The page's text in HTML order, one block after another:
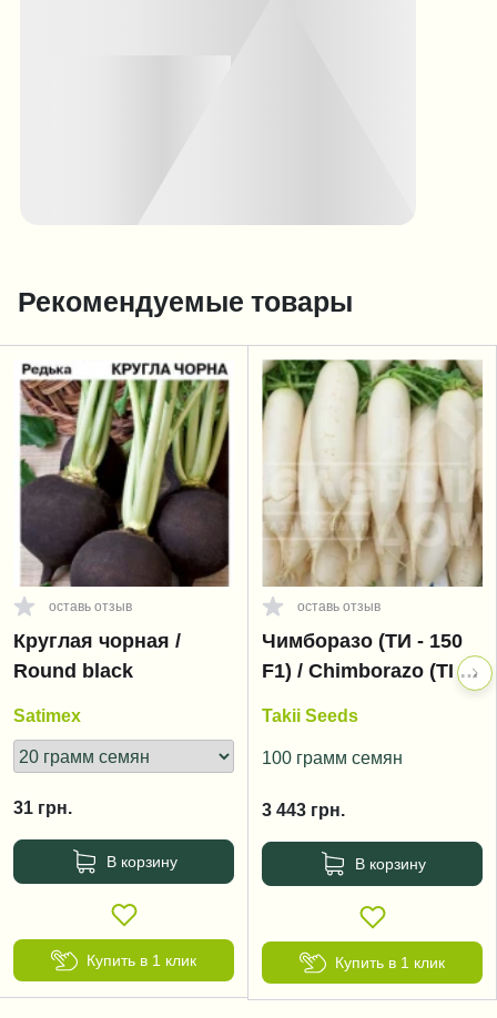
Рекомендуемые товары
оставь отзыв
Круглая чорная /
Round black
Satimex
31 грн.
В корзину
Купить в 1 клик
оставь отзыв
Чимборазо (ТИ - 150
F1) / Chimborazo (TI -
Takii Seeds
100 грамм семян
3 443 грн.
В корзину
Купить в 1 клик